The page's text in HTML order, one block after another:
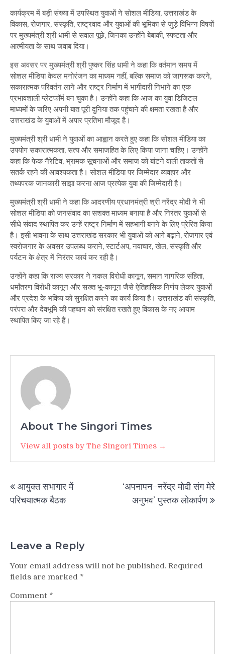
कार्यक्रम में बड़ी संख्या में उपस्थित युवाओं ने सोशल मीडिया, उत्तराखंड के
विकास, रोजगार, संस्कृति, राष्ट्रवाद और युवाओं की भूमिका से जुड़े विभिन्न विषयों
पर मुख्यमंत्री श्री धामी से सवाल पूछे, जिनका उन्होंने बेबाकी, स्पष्टता और
आत्मीयता के साथ जवाब दिया।
इस अवसर पर मुख्यमंत्री श्री पुष्कर सिंह धामी ने कहा कि वर्तमान समय में
सोशल मीडिया केवल मनोरंजन का माध्यम नहीं, बल्कि समाज को जागरूक करने,
सकारात्मक परिवर्तन लाने और राष्ट्र निर्माण में भागीदारी निभाने का एक
प्रभावशाली प्लेटफॉर्म बन चुका है। उन्होंने कहा कि आज का युवा डिजिटल
माध्यमों के जरिए अपनी बात पूरी दुनिया तक पहुंचाने की क्षमता रखता है और
उत्तराखंड के युवाओं में अपार प्रतिभा मौजूद है।
मुख्यमंत्री श्री धामी ने युवाओं का आह्वान करते हुए कहा कि सोशल मीडिया का
उपयोग सकारात्मकता, सत्य और समाजहित के लिए किया जाना चाहिए। उन्होंने
कहा कि फेक नैरेटिव, भ्रामक सूचनाओं और समाज को बांटने वाली ताकतों से
सतर्क रहने की आवश्यकता है। सोशल मीडिया पर जिम्मेदार व्यवहार और
तथ्यपरक जानकारी साझा करना आज प्रत्येक युवा की जिम्मेदारी है।
मुख्यमंत्री श्री धामी ने कहा कि आदरणीय प्रधानमंत्री श्री नरेंद्र मोदी ने भी
सोशल मीडिया को जनसंवाद का सशक्त माध्यम बनाया है और निरंतर युवाओं से
सीधे संवाद स्थापित कर उन्हें राष्ट्र निर्माण में सहभागी बनने के लिए प्रेरित किया
है। इसी भावना के साथ उत्तराखंड सरकार भी युवाओं को आगे बढ़ाने, रोजगार एवं
स्वरोजगार के अवसर उपलब्ध कराने, स्टार्टअप, नवाचार, खेल, संस्कृति और
पर्यटन के क्षेत्र में निरंतर कार्य कर रही है।
उन्होंने कहा कि राज्य सरकार ने नकल विरोधी कानून, समान नागरिक संहिता,
धर्मांतरण विरोधी कानून और सख्त भू-कानून जैसे ऐतिहासिक निर्णय लेकर युवाओं
और प्रदेश के भविष्य को सुरक्षित करने का कार्य किया है। उत्तराखंड की संस्कृति,
परंपरा और देवभूमि की पहचान को संरक्षित रखते हुए विकास के नए आयाम
स्थापित किए जा रहे हैं।
About The Singori Times
View all posts by The Singori Times →
navigation
आयुक्त सभागार में
परिचयात्मक बैठक
‘अपनापन–नरेंद्र मोदी संग मेरे
अनुभव’ पुस्तक लोकार्पण
Leave a Reply
Your email address will not be published. Required
fields are marked *
Comment *